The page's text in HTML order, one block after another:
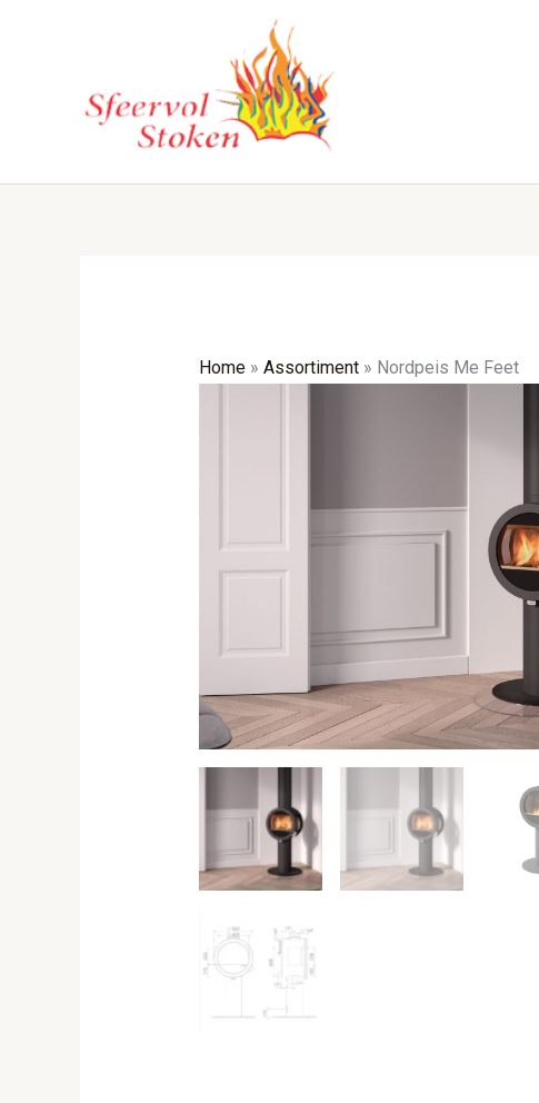
Home» Assortiment» Nordpeis Me Feet